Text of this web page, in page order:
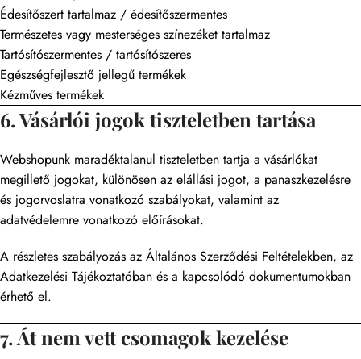
Édesítőszert tartalmaz / édesítőszermentes
Természetes vagy mesterséges színezéket tartalmaz
Tartósítószermentes / tartósítószeres
Egészségfejlesztő jellegű termékek
Kézműves termékek
6. Vásárlói jogok tiszteletben tartása
Webshopunk maradéktalanul tiszteletben tartja a vásárlókat
megillető jogokat, különösen az elállási jogot, a panaszkezelésre
és jogorvoslatra vonatkozó szabályokat, valamint az
adatvédelemre vonatkozó előírásokat.
A részletes szabályozás az Általános Szerződési Feltételekben, az
Adatkezelési Tájékoztatóban és a kapcsolódó dokumentumokban
érhető el.
7. Át nem vett csomagok kezelése